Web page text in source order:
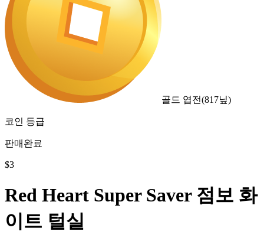
골드 엽전(817닢)
코인 등급
판매완료
$3
Red Heart Super Saver 점보 화
이트 털실